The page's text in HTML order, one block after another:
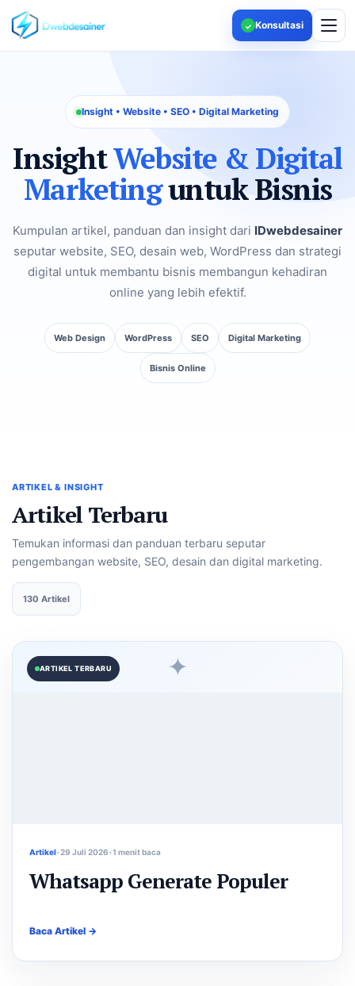
✓ Konsultasi
Insight • Website • SEO • Digital Marketing
InsightWebsite & Digital
Marketinguntuk Bisnis
Kumpulan artikel, panduan dan insight dari IDwebdesainer
seputar website, SEO, desain web, WordPress dan strategi
digital untuk membantu bisnis membangun kehadiran
online yang lebih efektif.
Web Design WordPress SEO Digital Marketing
Bisnis Online
ARTIKEL & INSIGHT
Artikel Terbaru
Temukan informasi dan panduan terbaru seputar
pengembangan website, SEO, desain dan digital marketing.
130 Artikel
ARTIKEL TERBARU ✦
Artikel 29 Juli 2026 1 menit baca
Whatsapp Generate Populer
Baca Artikel →